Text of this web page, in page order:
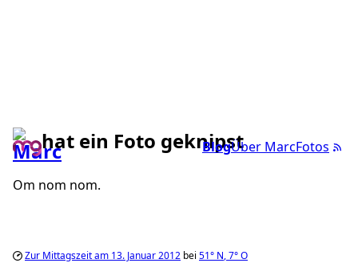
BlogÜber MarcFotos
hat ein Foto geknipst
Om nom nom.
Zur Mittagszeit am 13. Januar 2012 bei 51° N,7°O